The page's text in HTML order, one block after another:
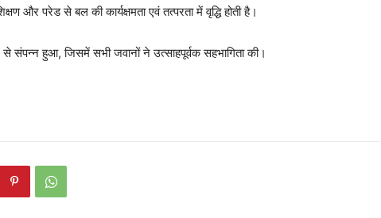
और परेड से बल की कार्यक्षमता एवं तत्परता में वृद्धि होती है।
से संपन्न हुआ, जिसमें सभी जवानों ने उत्साहपूर्वक सहभागिता की।